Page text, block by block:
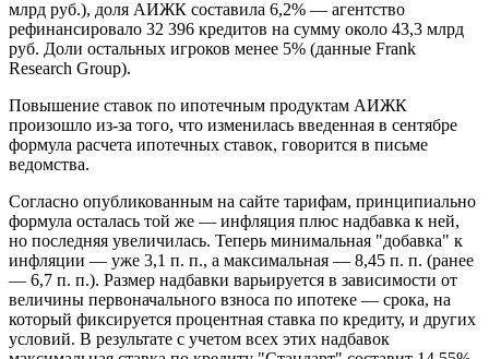
млрд руб.), доля АИЖК составила 6,2% — агентство
рефинансировало 32 396 кредитов на сумму около 43,3 млрд
руб. Доли остальных игроков менее 5% (данные Frank
Research Group).
Повышение ставок по ипотечным продуктам АИЖК
произошло из-за того, что изменилась введенная в сентябре
формула расчета ипотечных ставок, говорится в письме
ведомства.
Согласно опубликованным на сайте тарифам, принципиально
формула осталась той же — инфляция плюс надбавка к ней,
но последняя увеличилась. Теперь минимальная "добавка" к
инфляции — уже 3,1 п. п., а максимальная — 8,45 п. п. (ранее
— 6,7 п. п.). Размер надбавки варьируется в зависимости от
величины первоначального взноса по ипотеке — срока, на
который фиксируется процентная ставка по кредиту, и других
условий. В результате с учетом всех этих надбавок